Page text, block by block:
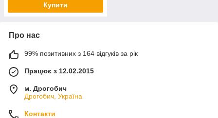
Купити
Про нас
99% позитивних з 164 відгуків за рік
Працює з 12.02.2015
м. Дрогобич
Дрогобич, Україна
Контакти